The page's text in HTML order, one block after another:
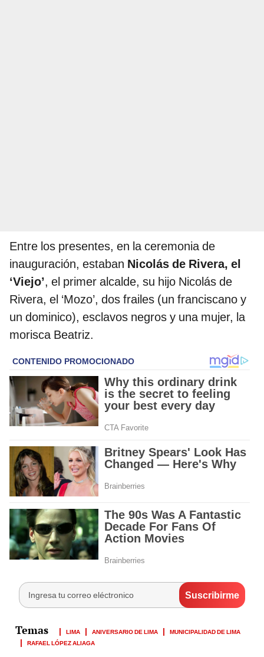
Entre los presentes, en la ceremonia de
inauguración, estaban Nicolás de Rivera, el
‘Viejo’, el primer alcalde, su hijo Nicolás de
Rivera, el ‘Mozo’, dos frailes (un franciscano y
un dominico), esclavos negros y una mujer, la
morisca Beatriz.
LIMA ANIVERSARIO DE LIMA
MUNICIPALIDAD DE LIMA
RAFAEL LÓPEZ ALIAGA